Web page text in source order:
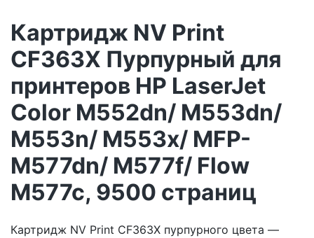
Картридж NV Print
CF363X Пурпурный для
принтеров HP LaserJet
Color M552dn/ M553dn/
M553n/ M553x/ MFP-
M577dn/ M577f/ Flow
M577c, 9500 страниц
Картридж NV Print CF363X пурпурного цвета —